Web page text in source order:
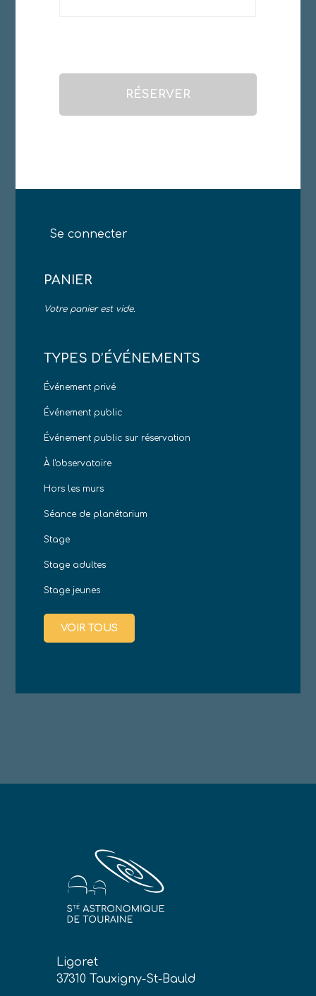
Se connecter
PANIER
Votre panier est vide.
TYPES D’ÉVÉNEMENTS
Événement privé
Événement public
Événement public sur réservation
À l'observatoire
Hors les murs
Séance de planétarium
Stage
Stage adultes
Stage jeunes
VOIR TOUS
Ligoret
37310 Tauxigny-St-Bauld